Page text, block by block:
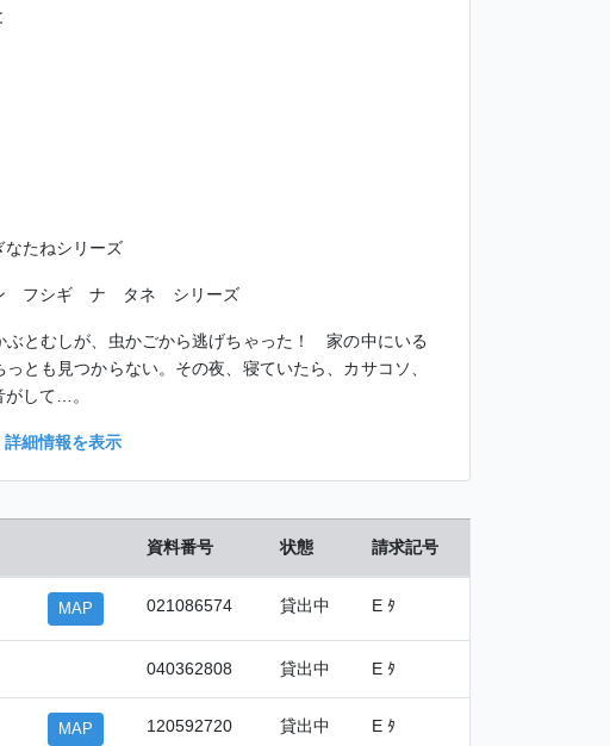
なたねシリーズ
フシギ ナ タネ シリーズ
ぶとむしが、虫かごから逃げちゃった！ 家の中にいる
っとも見つからない。その夜、寝ていたら、カサコソ、
がして…。
詳細情報を表示
資料番号 状態 請求記号
MAP 021086574 貸出中 E ﾀ
040362808 貸出中 E ﾀ
MAP 120592720 貸出中 E ﾀ